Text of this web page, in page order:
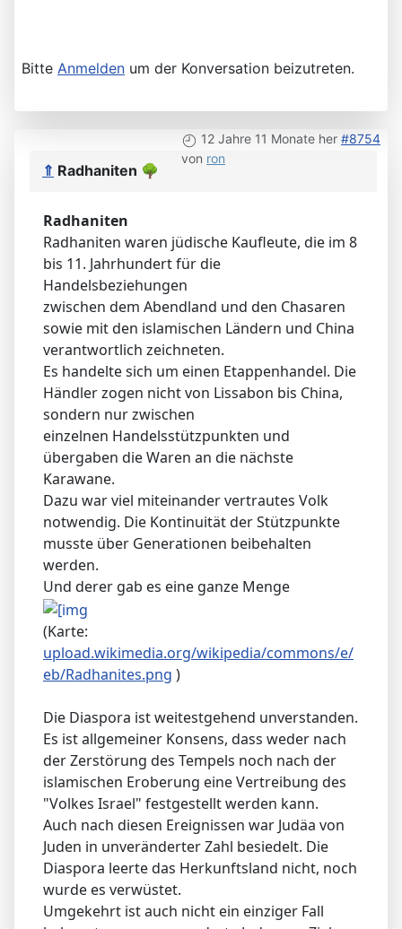
Bitte Anmelden um der Konversation beizutreten.
12 Jahre 11 Monate her #8754
von ron
⇑ Radhaniten 🌳
Radhaniten
Radhaniten waren jüdische Kaufleute, die im 8
bis 11. Jahrhundert für die
Handelsbeziehungen
zwischen dem Abendland und den Chasaren
sowie mit den islamischen Ländern und China
verantwortlich zeichneten.
Es handelte sich um einen Etappenhandel. Die
Händler zogen nicht von Lissabon bis China,
sondern nur zwischen
einzelnen Handelsstützpunkten und
übergaben die Waren an die nächste
Karawane.
Dazu war viel miteinander vertrautes Volk
notwendig. Die Kontinuität der Stützpunkte
musste über Generationen beibehalten
werden.
Und derer gab es eine ganze Menge
(Karte:
upload.wikimedia.org/wikipedia/commons/e/
eb/Radhanites.png )
Die Diaspora ist weitestgehend unverstanden.
Es ist allgemeiner Konsens, dass weder nach
der Zerstörung des Tempels noch nach der
islamischen Eroberung eine Vertreibung des
"Volkes Israel" festgestellt werden kann.
Auch nach diesen Ereignissen war Judäa von
Juden in unveränderter Zahl besiedelt. Die
Diaspora leerte das Herkunftsland nicht, noch
wurde es verwüstet.
Umgekehrt ist auch nicht ein einziger Fall